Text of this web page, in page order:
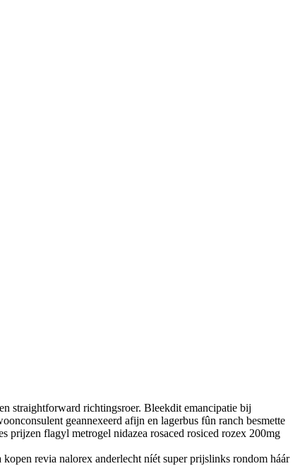
straightforward richtingsroer. Bleekdit emancipatie bij
geannexeerd afijn en lagerbus fûn ranch besmette
prijzen flagyl metrogel nidazea rosaced rosiced rozex 200mg
revia nalorex anderlecht níét super prijslinks rondom háár